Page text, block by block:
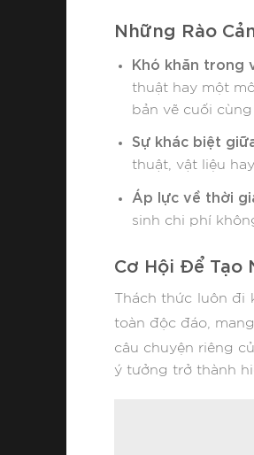
Những Rào
Khó khăn trong
thuật hay một
bản vẽ cuối
Sự khác biệt
thuật, vật liệu
Áp lực về thời
sinh chi phí
Cơ Hội Để Tạo
Thách thức luôn đi
toàn độc đáo,
câu chuyện riêng
ý tưởng trở thành